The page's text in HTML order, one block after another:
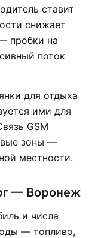
ставит
снижает
пробки на
поток
для отдыха
ими для
GSM
зоны —
местности.
— Воронеж
и числа
— топливо,